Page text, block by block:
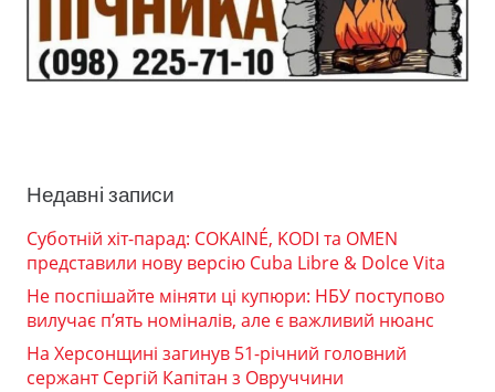
Недавні записи
Суботній хіт-парад: COKAINÉ, KODI та OMEN
представили нову версію Cuba Libre & Dolce Vita
Не поспішайте міняти ці купюри: НБУ поступово
вилучає п’ять номіналів, але є важливий нюанс
На Херсонщині загинув 51-річний головний
сержант Сергій Капітан з Овруччини